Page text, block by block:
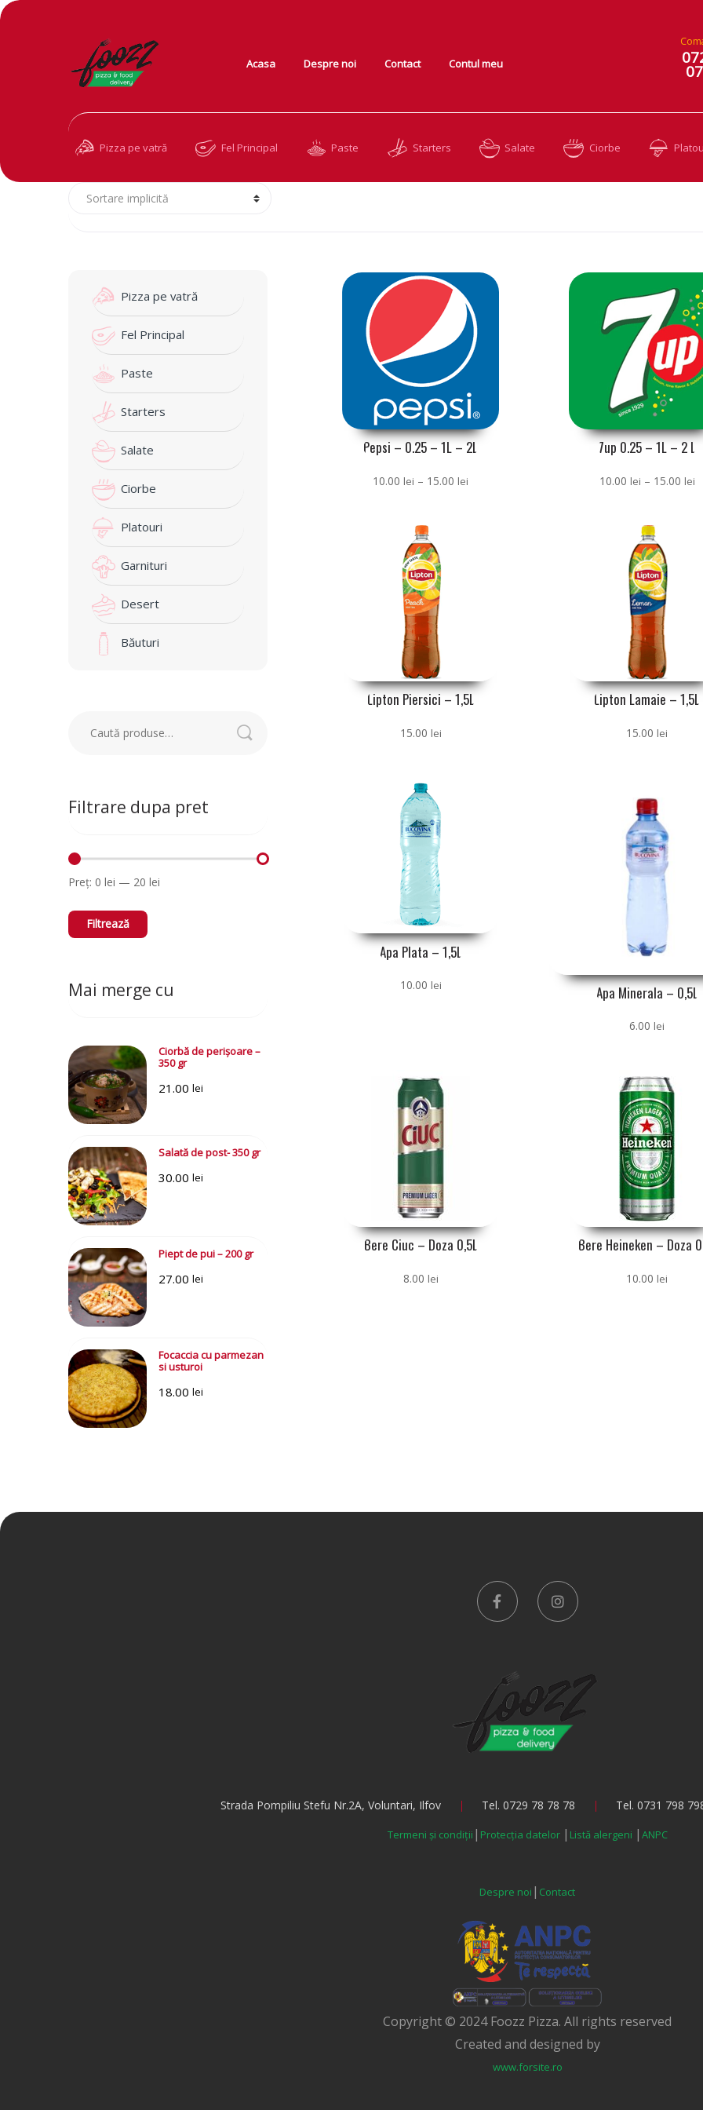
navigation
content
Acasa Despre noi Contact Contul meu
Pizza pe vatră Fel Principal Paste Starters Salate Ciorbe
Pepsi – 0.25 – 1L – 2L
10.00 lei – 15.00 lei
7up 0.25 – 1L – 2 L
10.00 lei – 15.00 lei
Lipton Piersici – 1,5L
15.00 lei
Lipton Lamaie – 1,5L
15.00 lei
Apa Plata – 1,5L
10.00 lei Apa Minerala – 0,5L
6.00 lei
Bere Ciuc – Doza 0,5L
8.00 lei
Bere Heineken – Doza
10.00 lei
Pizza pe vatră
Fel Principal
Paste
Starters
Salate
Ciorbe
Platouri
Garnituri
Desert
Băuturi
Filtrare dupa pret
Minim
MaximFiltrează
Preț: 0 lei — 20 lei
Mai merge cu
Ciorbă de perișoare –
350 gr
21.00 lei
Salată de post- 350 gr
30.00 lei
Piept de pui – 200 gr
27.00 lei
Focaccia cu parmezan
si usturoi
18.00 lei
Strada Pompiliu Stefu Nr.2A, Voluntari, Ilfov Tel. 0729 78 78 78 Tel. 0731 798
Termeni și condiții | Protecția datelor | Listă alergeni | ANPC
Despre noi | Contact
Copyright © 2024 Foozz Pizza. All rights reserved
Created and designed by
www.forsite.ro